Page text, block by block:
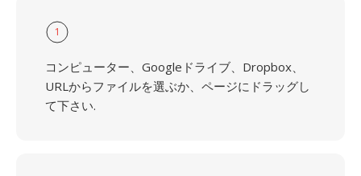
1
コンピューター、Googleドライブ、Dropbox、
URLからファイルを選ぶか、ページにドラッグし
て下さい.